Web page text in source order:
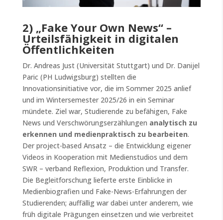
2) „Fake Your Own News“ –
Urteilsfähigkeit in digitalen
Öffentlichkeiten
Dr. Andreas Just (Universität Stuttgart) und Dr. Danijel
Paric (PH Ludwigsburg) stellten die
Innovationsinitiative vor, die im Sommer 2025 anlief
und im Wintersemester 2025/26 in ein Seminar
mündete. Ziel war, Studierende zu befähigen, Fake
News und Verschwörungserzählungen analytisch zu
erkennen und medienpraktisch zu bearbeiten.
Der project-based Ansatz – die Entwicklung eigener
Videos in Kooperation mit Medienstudios und dem
SWR – verband Reflexion, Produktion und Transfer.
Die Begleitforschung lieferte erste Einblicke in
Medienbiografien und Fake-News-Erfahrungen der
Studierenden; auffällig war dabei unter anderem, wie
früh digitale Prägungen einsetzen und wie verbreitet